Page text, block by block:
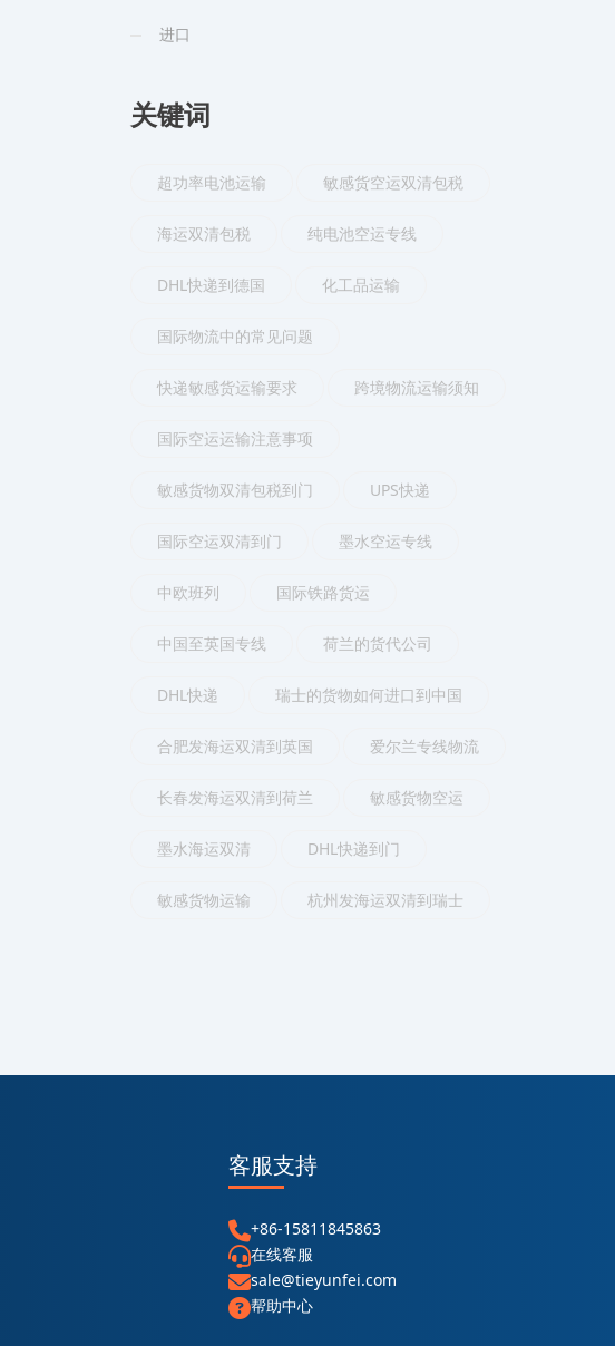
进口
关键词
超功率电池运输 敏感货空运双清包税
海运双清包税 纯电池空运专线
DHL快递到德国 化工品运输
国际物流中的常见问题
快递敏感货运输要求 跨境物流运输须知
国际空运运输注意事项
敏感货物双清包税到门 UPS快递
国际空运双清到门 墨水空运专线
中欧班列 国际铁路货运
中国至英国专线 荷兰的货代公司
DHL快递 瑞士的货物如何进口到中国
合肥发海运双清到英国 爱尔兰专线物流
长春发海运双清到荷兰 敏感货物空运
墨水海运双清 DHL快递到门
敏感货物运输 杭州发海运双清到瑞士
客服支持
+86-15811845863
在线客服
sale@tieyunfei.com
帮助中心